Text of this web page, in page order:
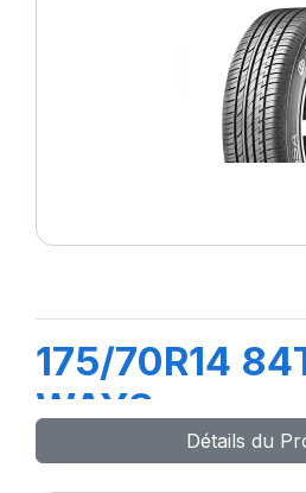
175/70R14
WAYS
Détails du